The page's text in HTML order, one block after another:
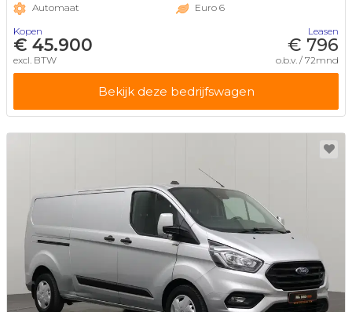
Automaat
Euro 6
Kopen
€ 45.900
excl. BTW
Leasen
€ 796
o.b.v. / 72mnd
Bekijk deze bedrijfswagen